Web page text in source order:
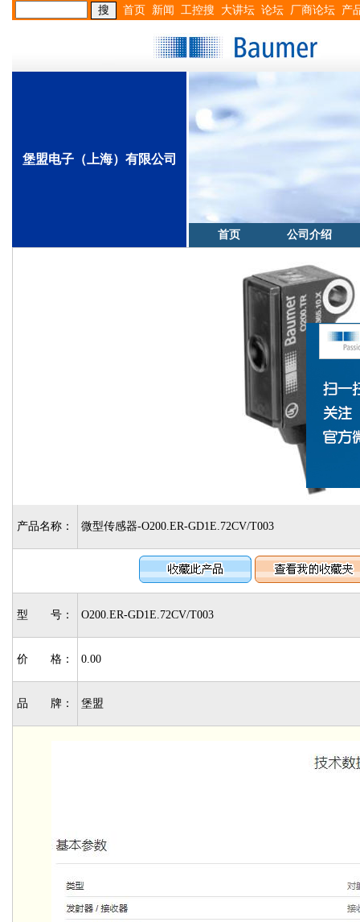
首页 新闻 工控搜 大讲坛 论坛 厂商论坛 产
堡盟电子（上海）有限公司
首页 公司介绍
产品名称： 微型传感器-O200.ER-GD1E.72CV/T003
型 号： O200.ER-GD1E.72CV/T003
价 格： 0.00
品 牌： 堡盟